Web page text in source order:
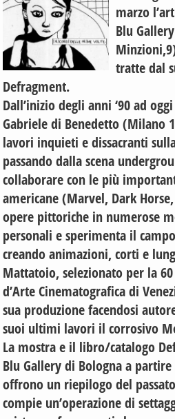
marzo
Blu
tratte dal
Defragment.
Dall’inizio degli anni ‘90 ad
Gabriele di Benedetto (Milano
lavori inquieti e dissacranti
passando dalla scena
collaborare con le più
americane (Marvel, Dark Horse,
opere pittoriche in numerose
personali e sperimenta il
creando animazioni, corti e
Mattatoio, selezionato per la
d’Arte Cinematografica di
sua produzione facendosi
suoi ultimi lavori il corrosivo
La mostra e il libro/catalogo
Blu Gallery di Bologna a
offrono un riepilogo del
compie un’operazione di